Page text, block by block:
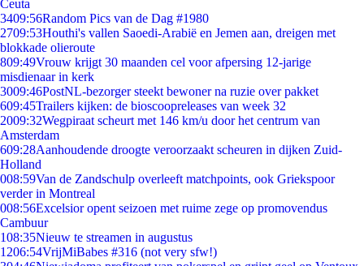
Ceuta
3409:56Random Pics van de Dag #1980
2709:53Houthi's vallen Saoedi-Arabië en Jemen aan, dreigen met
blokkade olieroute
809:49Vrouw krijgt 30 maanden cel voor afpersing 12-jarige
misdienaar in kerk
3009:46PostNL-bezorger steekt bewoner na ruzie over pakket
609:45Trailers kijken: de bioscoopreleases van week 32
2009:32Wegpiraat scheurt met 146 km/u door het centrum van
Amsterdam
609:28Aanhoudende droogte veroorzaakt scheuren in dijken Zuid-
Holland
008:59Van de Zandschulp overleeft matchpoints, ook Griekspoor
verder in Montreal
008:56Excelsior opent seizoen met ruime zege op promovendus
Cambuur
108:35Nieuw te streamen in augustus
1206:54VrijMiBabes #316 (not very sfw!)